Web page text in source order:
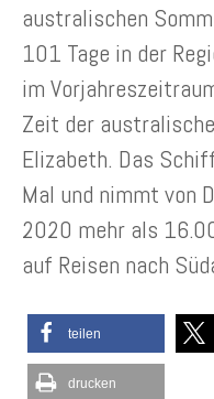
australischen
101 Tage in der
im
Zeit der
Elizabeth. Das
Mal und nimmt von
2020 mehr als
auf Reisen nach
teilen
drucken